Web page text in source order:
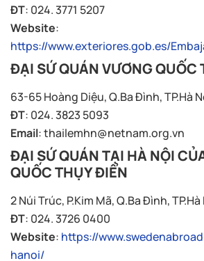
ĐT: 024. 3771 5207
Website:
https://www.exteriores.gob.es/
ĐẠI SỨ QUÁN VƯƠNG QUỐC
63-65 Hoàng Diệu, Q.Ba Đình, TP.Hà
ĐT: 024. 3823 5093
Email:thailemhn@netnam.org.vn
ĐẠI SỨ QUÁN TẠI HÀ NỘI
QUỐC THỤY ĐIỂN
2 Núi Trúc, P.Kim Mã, Q.Ba Đình, TP.Hà
ĐT: 024. 3726 0400
Website: https://
hanoi/